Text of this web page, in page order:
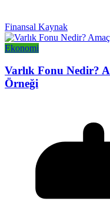
Finansal Kaynak
Ekonomi
Varlık Fonu Nedir?
Örneği